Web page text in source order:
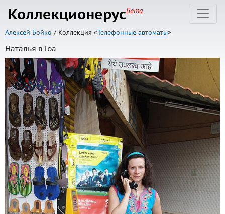
КоллекционерусБета
Алексей Бойко / Коллекция «Телефонные автоматы»
Наталья в Гоа